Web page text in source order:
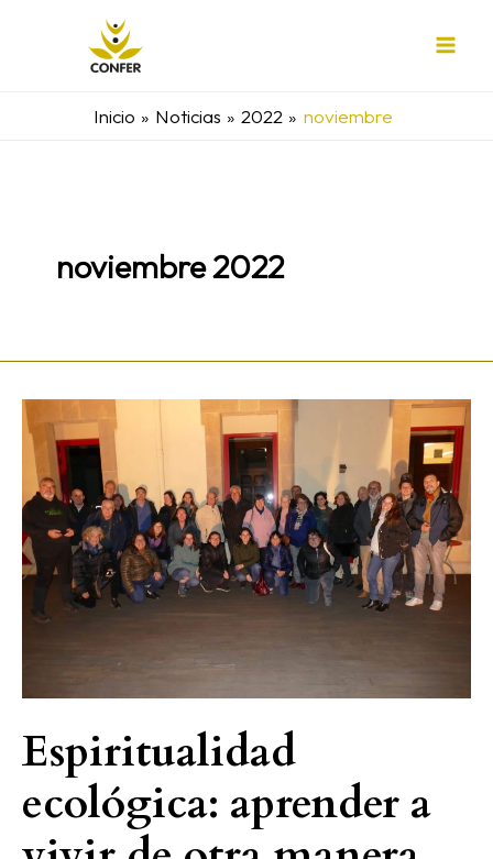
Inicio
Noticias 2022 noviembre
noviembre 2022
Espiritualidad
ecológica: aprender a
Espiritualidad
ecológica:
aprender
a
vivir
de
otra
manera